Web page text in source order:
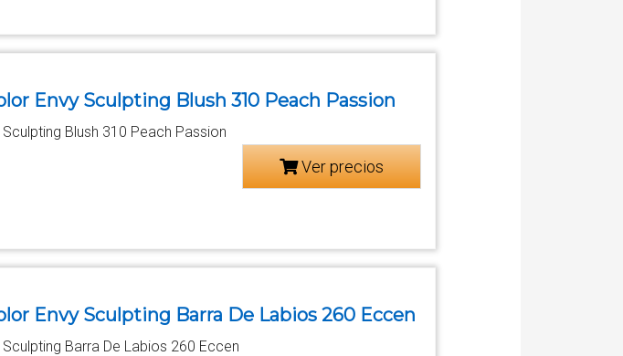
Envy Sculpting Blush 310 Peach Passion
Blush 310 Peach Passion
Ver precios
Envy Sculpting Barra De Labios 260 Eccen
Barra De Labios 260 Eccen